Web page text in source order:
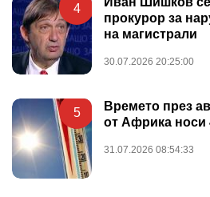
4
прокурор за
на магистрали
30.07.2026 20:25:00
5
Времето през
от Африка носи
31.07.2026 08:54:33